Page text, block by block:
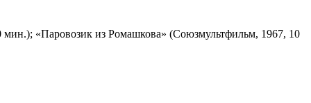
«Паровозик из Ромашкова» (Союзмультфильм, 1967, 10